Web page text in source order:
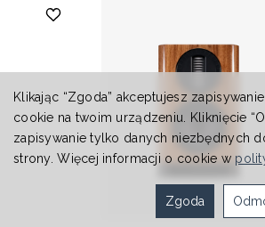
Klikając “Zgoda” akceptujesz
cookie na twoim urządzeniu. Kliknięcie
zapisywanie tylko danych niezbędnych
strony. Więcej informacji o cookie w
Zgoda